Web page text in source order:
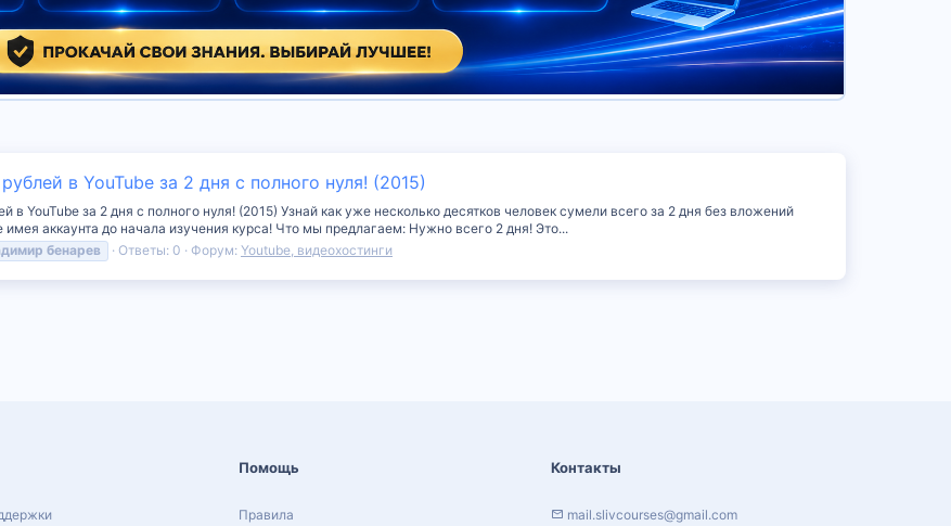
в YouTube за 2 дня с полного нуля! (2015)
YouTube за 2 дня с полного нуля! (2015) Узнай как уже несколько десятков человек сумели всего за 2 дня без вложений
аккаунта до начала изучения курса! Что мы предлагаем: Нужно всего 2 дня! Это...
бенарев Ответы: 0 Форум: Youtube, видеохостинги
Помощь
Правила
Контакты
mail.slivcourses@gmail.com